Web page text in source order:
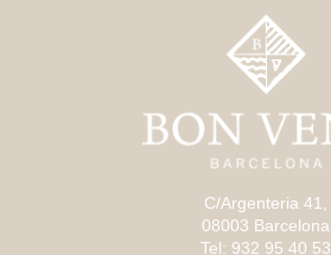
C/Argenteria 41,
08003 Barcelona
Tel: 932 95 40 53